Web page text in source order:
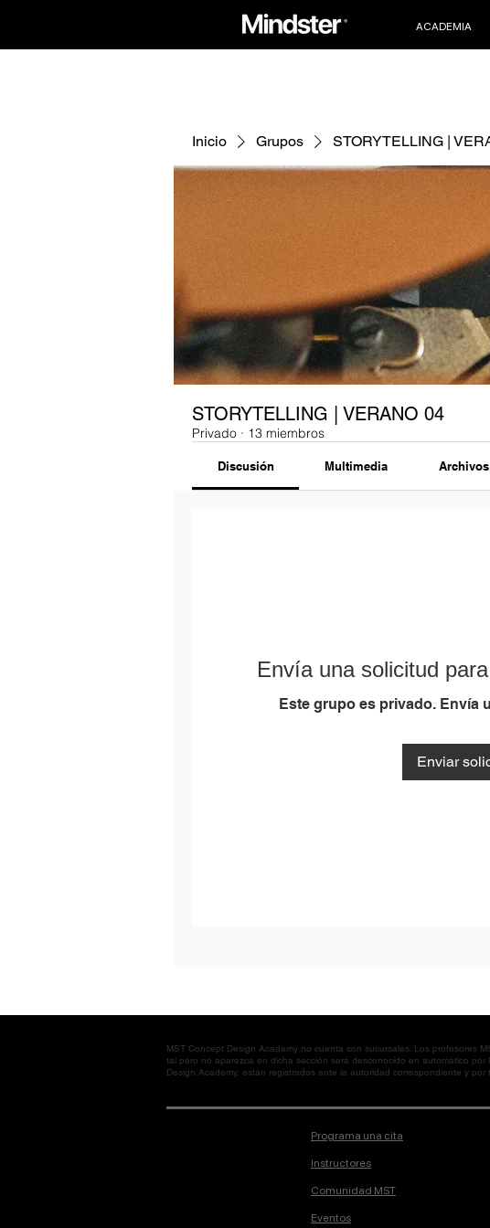
ACADEMIA
Inicio Grupos STORYTELLING |
STORYTELLING | VERANO 04
Privado · 13 miembros
Discusión Multimedia Archivos
Envía una solicitud
Este grupo es privado. Envía
Enviar
MST Concept Design Academy no cuenta con sucursales. Los profesores
tal pero no aparezca en dicha sección será desconocido en automático
Design Academy, están registrados ante la autoridad correspondiente y
Programa una cita
Instructores
Comunidad MST
Eventos